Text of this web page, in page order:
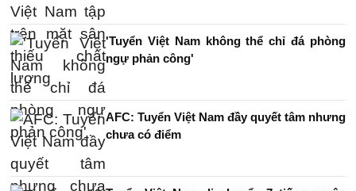
'Tuyển Việt Nam không thể chỉ đá phòng
ngự phản công'
AFC: Tuyển Việt Nam đầy quyết tâm nhưng
chưa có điểm